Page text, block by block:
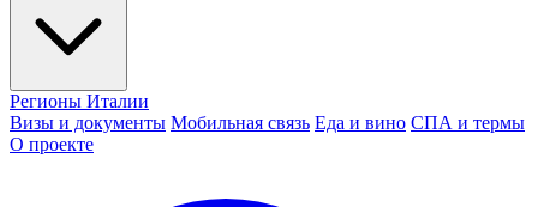
Регионы Италии
Визы и документы Мобильная связь Еда и вино СПА и термы
О проекте